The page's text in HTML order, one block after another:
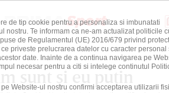
sunt şi eu puţin
de tip cookie pentru a personaliza si imbunatati
nostru. Te informam ca ne-am actualizat politicile
de Regulamentul (UE) 2016/679 privind
priveste prelucrarea datelor cu caracter personal
date. Inainte de a continua navigarea pe
necesar pentru a citi si intelege continutul
Website-ul nostru confirmi acceptarea utilizarii